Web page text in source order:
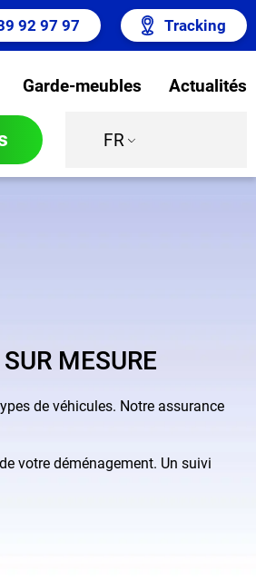
92 97 97 Tracking
Garde-meubles Actualités
FR
MESURE
de véhicules. Notre assurance
votre déménagement. Un suivi